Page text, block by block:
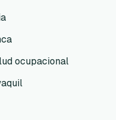
ocupacional